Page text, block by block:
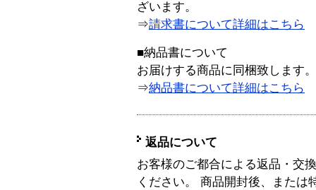
ざいます。
⇒請求書について詳細はこちら
■納品書について
お届けする商品に同梱致します。
⇒納品書について詳細はこちら
返品について
お客様のご都合による返品・交
ください。 商品開封後、または